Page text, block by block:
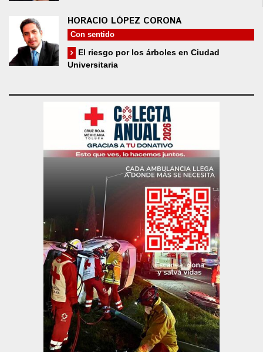
HORACIO LÓPEZ CORONA
Con sentido
El riesgo por los árboles en Ciudad
Universitaria